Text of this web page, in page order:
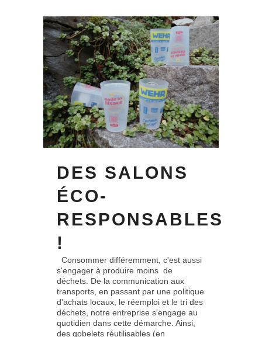
DES SALONS
ÉCO-
RESPONSABLES
!
Consommer différemment, c'est aussi
s'engager à produire moins de
déchets. De la communication aux
transports, en passant par une politique
d'achats locaux, le réemploi et le tri des
déchets, notre entreprise s'engage au
quotidien dans cette démarche. Ainsi,
des gobelets réutilisables (en